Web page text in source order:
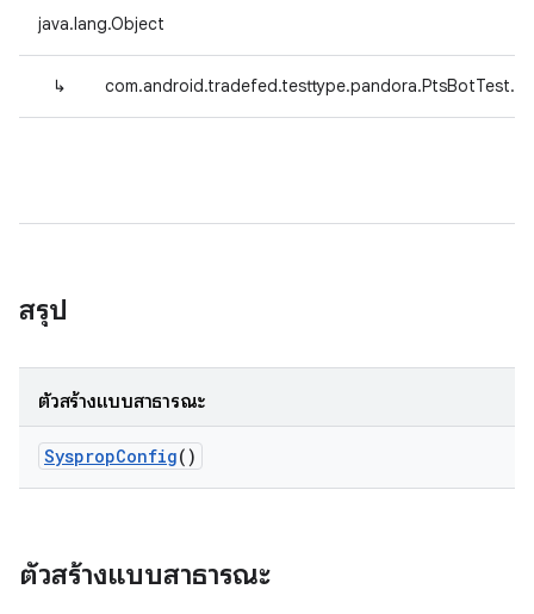
java.lang.Object
↳
สรุป
ตัวสร้างแบบสาธารณะ
SyspropConfig()
ตัวสร้างแบบสาธารณะ